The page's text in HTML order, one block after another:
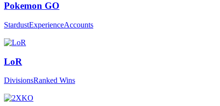
Pokemon GO
StardustExperienceAccounts
LoR
DivisionsRanked Wins